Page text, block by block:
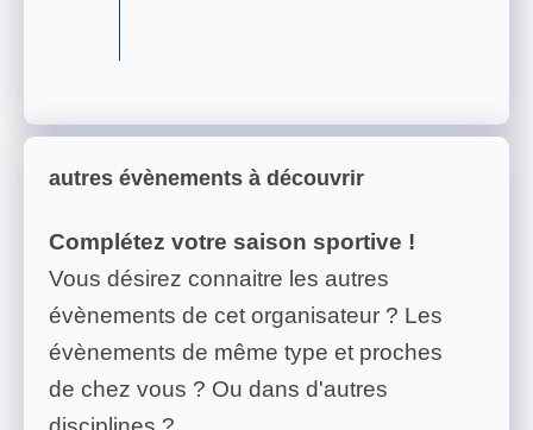
autres évènements à découvrir
Complétez votre saison sportive !
Vous désirez connaitre les autres
évènements de cet organisateur ? Les
évènements de même type et proches
de chez vous ? Ou dans d'autres